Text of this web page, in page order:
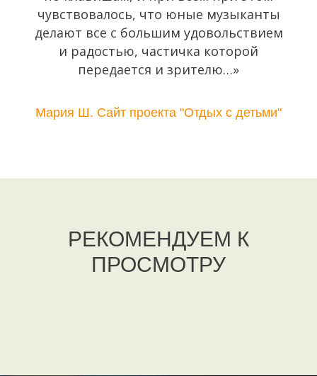
чувствовалось, что юные музыканты
делают все с большим удовольствием
и радостью, частичка которой
передается и зрителю…»
Мария Ш. Сайт проекта "Отдых с детьми"
РЕКОМЕНДУЕМ К
ПРОСМОТРУ